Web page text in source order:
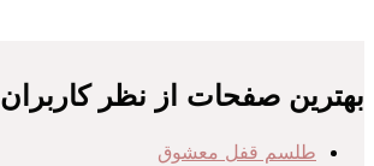
بهترین صفحات از نظر کاربران
طلسم قفل معشوق